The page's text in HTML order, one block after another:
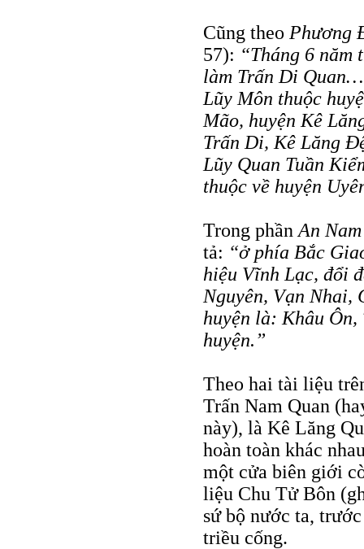
Cũng theo Phương
57): “Tháng 6 năm
làm Trấn Di
Lũy Môn thuộc
Mão, huyện Kê
Trấn Di, Kê Lăng
Lũy Quan Tuần
thuộc về huyện
Trong phần An
tả: “ở phía Bắc
hiệu Vĩnh Lạc, đổi
Nguyên, Vạn Nhai,
huyện là: Khâu
huyện.”
Theo hai tài liệu
Trấn Nam Quan
này), là Kê Lăng
hoàn toàn khác
một cửa biên giới
liệu Chu Tử Bôn
sứ bộ nước ta,
triều cống.